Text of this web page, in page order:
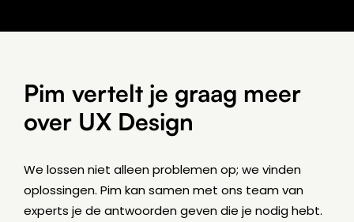
Pim vertelt je graag meer
over UX Design
We lossen niet alleen problemen op; we vinden
oplossingen. Pim kan samen met ons team van
experts je de antwoorden geven die je nodig hebt.